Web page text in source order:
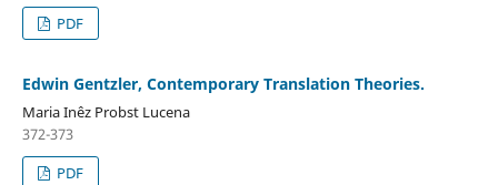
PDF
Edwin Gentzler, Contemporary Translation Theories.
Maria Inêz Probst Lucena
372-373
PDF